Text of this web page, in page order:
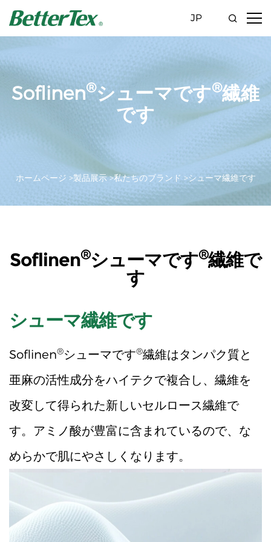
JP
Soflinen®シューマです®繊維
です
ホームページ >製品展示 >私たちのブランド >シューマ繊維です
Soflinen®シューマです®繊維で
す
シューマ繊維です
Soflinen®シューマです®繊維はタンパク質と
亜麻の活性成分をハイテクで複合し、繊維を
改変して得られた新しいセルロース繊維で
す。アミノ酸が豊富に含まれているので、な
めらかで肌にやさしくなります。